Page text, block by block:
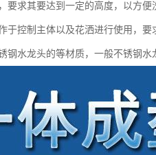
要求其要达到一定的高度，以方便
于控制主体以及花洒进行使用，
钢水龙头的等材质，一般不锈钢水